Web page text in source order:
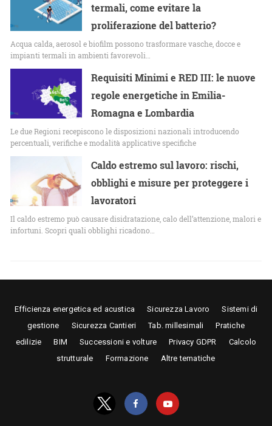
termali, come evitare la
proliferazione del batterio?
Acqua calda, aerosol e biofilm possono trasformare vasche, docce e
impianti termali in ambienti favorevoli…
Requisiti Minimi e RED III: le nuove
regole energetiche in Emilia-
Romagna e Lombardia
Le due Regioni recepiscono le disposizioni nazionali introducendo
percentuali, verifiche e modalità applicative specifiche
Caldo estremo sul lavoro: rischi,
obblighi e misure per proteggere i
lavoratori
Il caldo estremo può causare disidratazione, calo dell’attenzione, malori e
infortuni. Scopri quali obblighi ricadono…
Efficienza energetica ed acustica Sicurezza Lavoro
Sistemi di
gestione
Sicurezza Cantieri Tab. millesimali
Pratiche
edilizie
BIM Successioni e volture Privacy GDPR
Calcolo
strutturale
Formazione Altre tematiche